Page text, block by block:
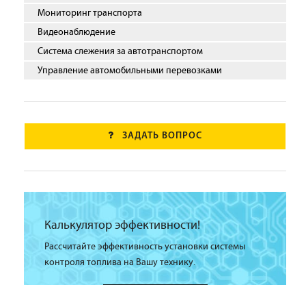
Мониторинг транспорта
Видеонаблюдение
Система слежения за автотранспортом
Управление автомобильными перевозками
ЗАДАТЬ ВОПРОС
Калькулятор эффективности!
Рассчитайте эффективность установки системы
контроля топлива на Вашу технику.